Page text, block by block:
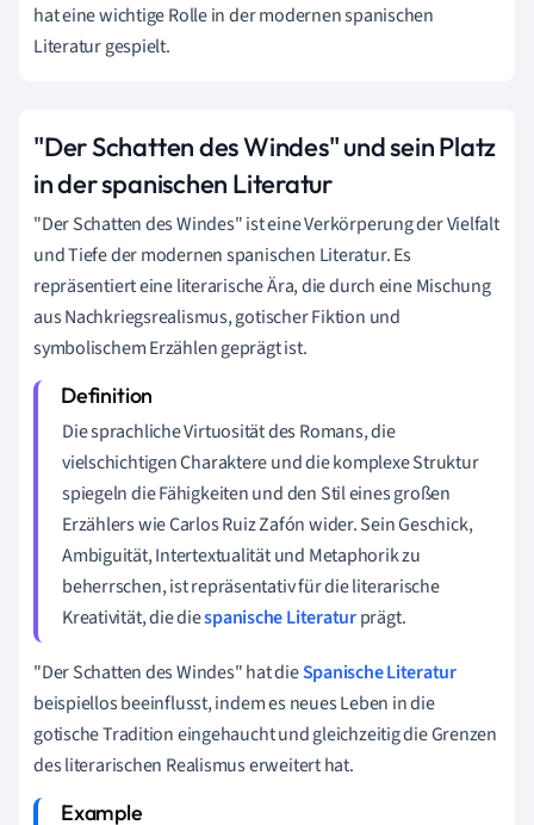
hat eine wichtige Rolle in der modernen spanischen
Literatur gespielt.
"Der Schatten des Windes" und sein Platz
in der spanischen Literatur
"Der Schatten des Windes" ist eine Verkörperung der Vielfalt
und Tiefe der modernen spanischen Literatur. Es
repräsentiert eine literarische Ära, die durch eine Mischung
aus Nachkriegsrealismus, gotischer Fiktion und
symbolischem Erzählen geprägt ist.
Die sprachliche Virtuosität des Romans, die
vielschichtigen Charaktere und die komplexe Struktur
spiegeln die Fähigkeiten und den Stil eines großen
Erzählers wie Carlos Ruiz Zafón wider. Sein Geschick,
Ambiguität, Intertextualität und Metaphorik zu
beherrschen, ist repräsentativ für die literarische
Kreativität, die diespanische Literaturprägt.
"Der Schatten des Windes" hat dieSpanische Literatur
beispiellos beeinflusst, indem es neues Leben in die
gotische Tradition eingehaucht und gleichzeitig die Grenzen
des literarischen Realismus erweitert hat.